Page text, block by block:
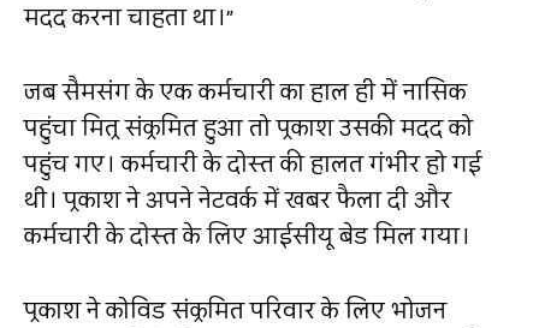
मदद करना चाहता था।”
जब सैमसंग के एक कर्मचारी का हाल ही में नासिक
पहुंचा मित्र संक्रमित हुआ तो प्रकाश उसकी मदद को
पहुंच गए। कर्मचारी के दोस्त की हालत गंभीर हो गई
थी। प्रकाश ने अपने नेटवर्क में खबर फैला दी और
कर्मचारी के दोस्त के लिए आईसीयू बेड मिल गया।
प्रकाश ने कोविड संक्रमित परिवार के लिए भोजन